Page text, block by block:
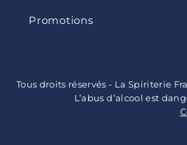
Promotions
Tous droits réservés - La Spiriterie
L’abus d’alcool est